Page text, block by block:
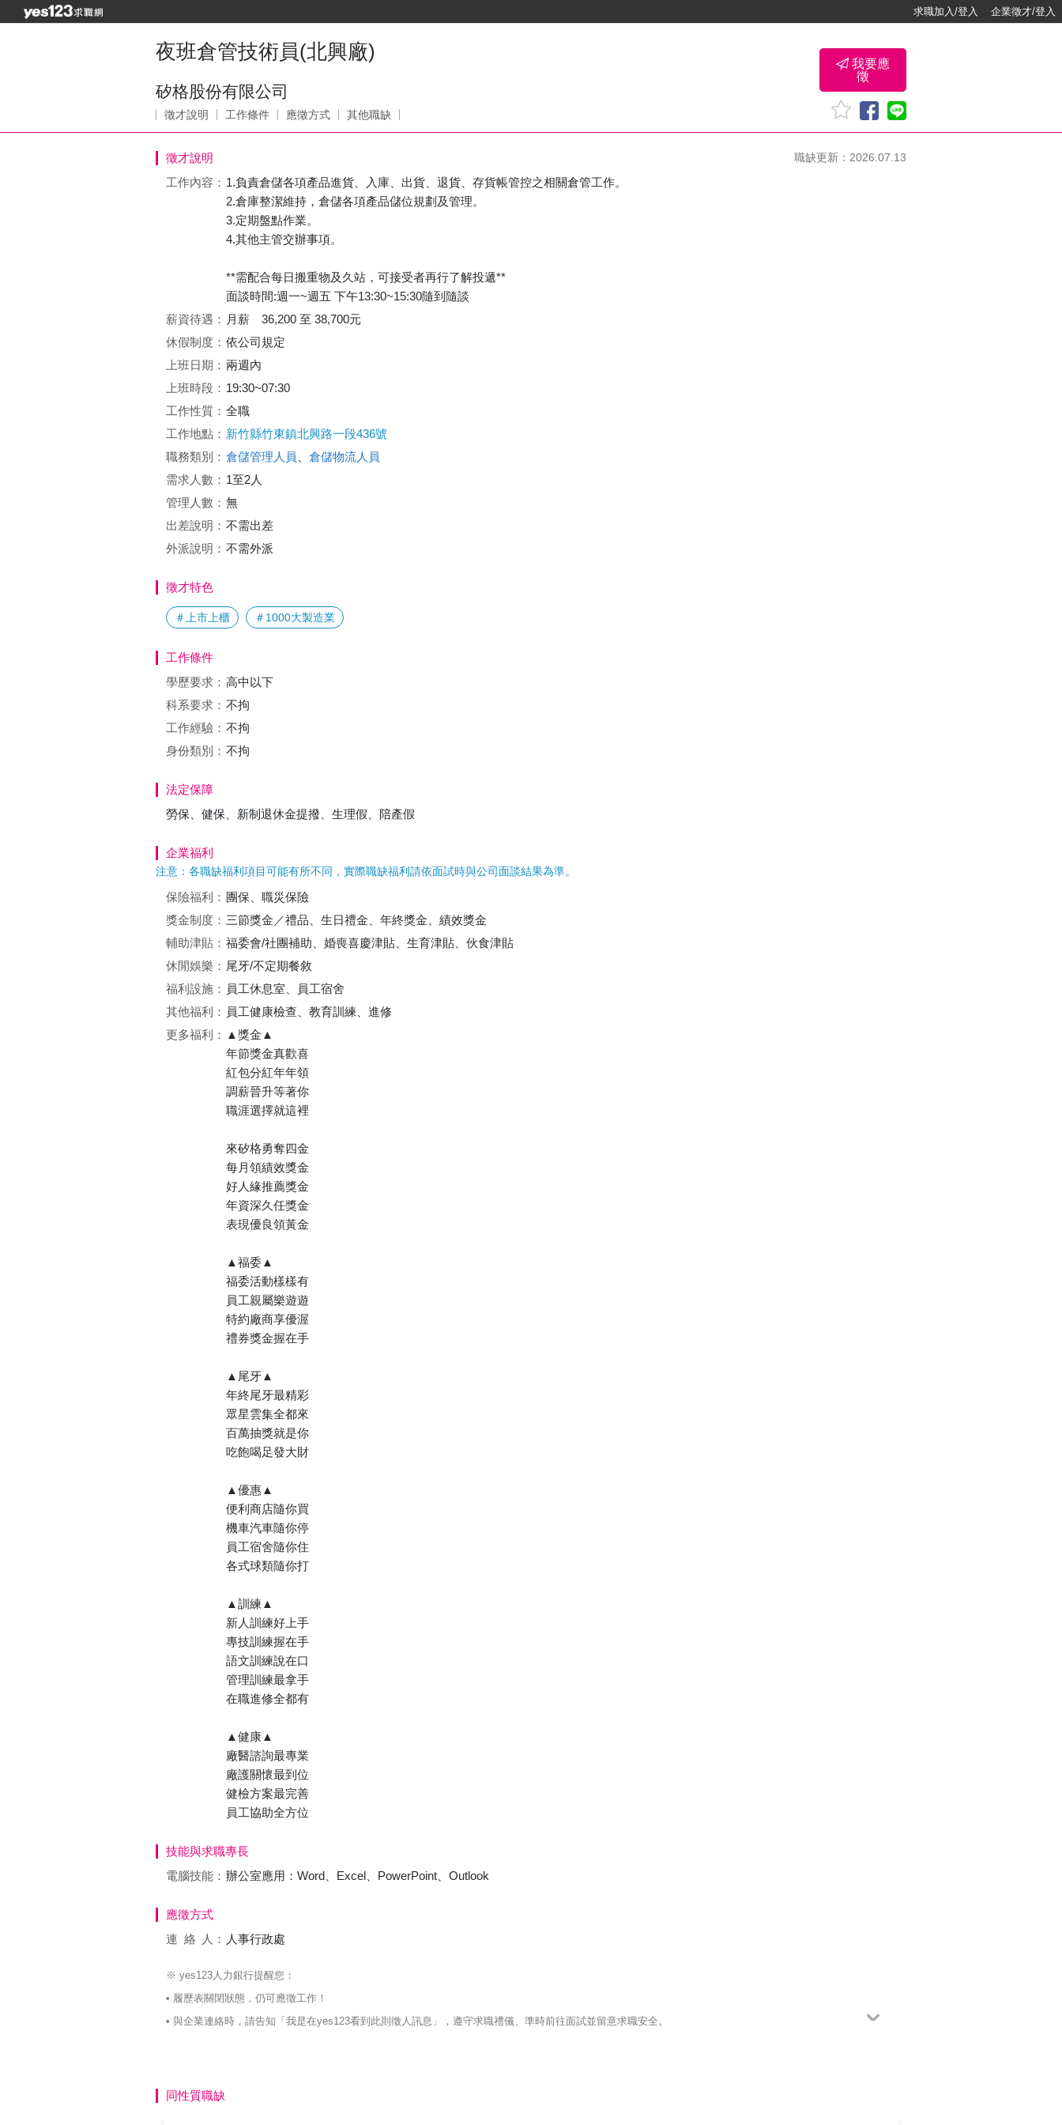
求職加入/登入 企業徵才/登入
夜班倉管技術員(北興廠)
矽格股份有限公司
徵才說明 工作條件 應徵方式 其他職缺
我要應
徵
徵才說明 職缺更新：2026.07.13
工作內容： 1.負責倉儲各項產品進貨、入庫、出貨、退貨、存貨帳管控之相關倉管工作。
2.倉庫整潔維持，倉儲各項產品儲位規劃及管理。
3.定期盤點作業。
4.其他主管交辦事項。
**需配合每日搬重物及久站，可接受者再行了解投遞**
面談時間:週一~週五 下午13:30~15:30隨到隨談
薪資待遇： 月薪 36,200 至 38,700元
休假制度： 依公司規定
上班日期： 兩週內
上班時段： 19:30~07:30
工作性質： 全職
工作地點： 新竹縣竹東鎮北興路一段436號
職務類別： 倉儲管理人員
倉儲物流人員
需求人數： 1至2人
管理人數： 無
出差說明： 不需出差
外派說明： 不需外派
徵才特色
＃上市上櫃 ＃1000大製造業
工作條件
學歷要求： 高中以下
科系要求： 不拘
工作經驗： 不拘
身份類別： 不拘
法定保障
勞保、健保、新制退休金提撥、生理假、陪產假
企業福利
注意：各職缺福利項目可能有所不同，實際職缺福利請依面試時與公司面談結果為準。
保險福利： 團保、職災保險
獎金制度： 三節獎金／禮品、生日禮金、年終獎金、績效獎金
輔助津貼： 福委會/社團補助、婚喪喜慶津貼、生育津貼、伙食津貼
休閒娛樂： 尾牙/不定期餐敘
福利設施： 員工休息室、員工宿舍
其他福利： 員工健康檢查、教育訓練、進修
更多福利： ▲獎金▲
年節獎金真歡喜
紅包分紅年年領
調薪晉升等著你
職涯選擇就這裡
來矽格勇奪四金
每月領績效獎金
好人緣推薦獎金
年資深久任獎金
表現優良領黃金
▲福委▲
福委活動樣樣有
員工親屬樂遊遊
特約廠商享優渥
禮券獎金握在手
▲尾牙▲
年終尾牙最精彩
眾星雲集全都來
百萬抽獎就是你
吃飽喝足發大財
▲優惠▲
便利商店隨你買
機車汽車隨你停
員工宿舍隨你住
各式球類隨你打
▲訓練▲
新人訓練好上手
專技訓練握在手
語文訓練說在口
管理訓練最拿手
在職進修全都有
▲健康▲
廠醫諮詢最專業
廠護關懷最到位
健檢方案最完善
員工協助全方位
技能與求職專長
電腦技能： 辦公室應用：Word、Excel、PowerPoint、Outlook
應徵方式
連絡
人： 人事行政處
※ yes123人力銀行提醒您：
• 履歷表關閉狀態，仍可應徵工作！
• 與企業連絡時，請告知「我是在yes123看到此則徵人訊息」，遵守求職禮儀、準時前往面試並留意求職安全。
同性質職缺